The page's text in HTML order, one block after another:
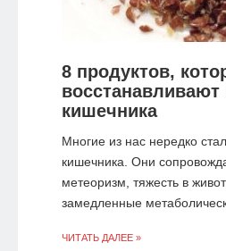
8 продуктов,
кишечника
Многие из нас нередко
кишечника. Они
метеоризм, тяжесть в
замедленные
ЧИТАТЬ ДАЛЕЕ »